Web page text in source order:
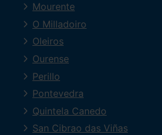
Mourente
O Milladoiro
Oleiros
Ourense
Perillo
Pontevedra
Quintela Canedo
San Cibrao das Viñas